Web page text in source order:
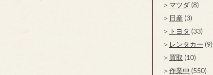
マツダ (8)
日産 (3)
トヨタ (33)
レンタカー (9)
買取 (10)
作業中 (550)